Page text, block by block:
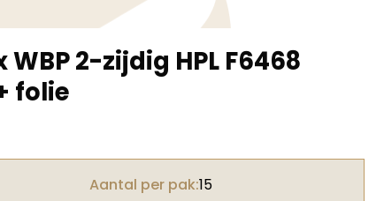
2-zijdig HPL F6468
folie
Aantal per pak:15